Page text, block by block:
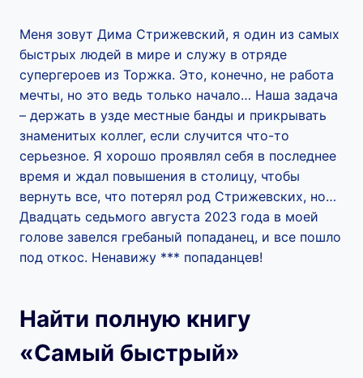
Меня зовут Дима Стрижевский, я один из самых
быстрых людей в мире и служу в отряде
супергероев из Торжка. Это, конечно, не работа
мечты, но это ведь только начало… Наша задача
– держать в узде местные банды и прикрывать
знаменитых коллег, если случится что-то
серьезное. Я хорошо проявлял себя в последнее
время и ждал повышения в столицу, чтобы
вернуть все, что потерял род Стрижевских, но…
Двадцать седьмого августа 2023 года в моей
голове завелся гребаный попаданец, и все пошло
под откос. Ненавижу *** попаданцев!
Найти полную книгу
«Самый быстрый»